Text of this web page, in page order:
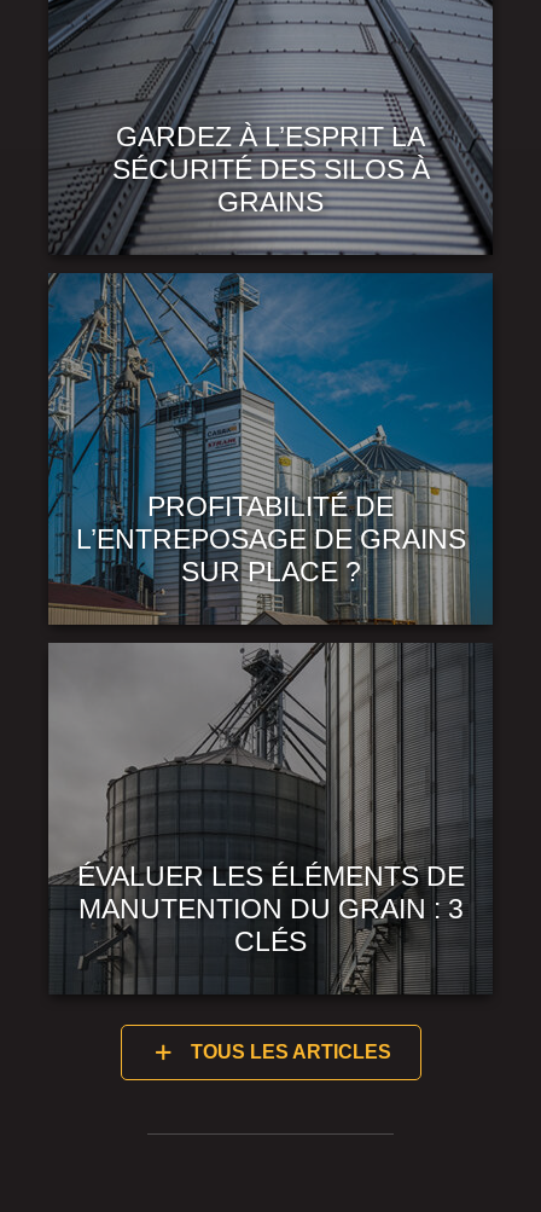
GARDEZ À L’ESPRIT LA
SÉCURITÉ DES SILOS À
GRAINS
PROFITABILITÉ DE
L’ENTREPOSAGE DE GRAINS
SUR PLACE ?
ÉVALUER LES ÉLÉMENTS DE
MANUTENTION DU GRAIN : 3
CLÉS
TOUS LES ARTICLES